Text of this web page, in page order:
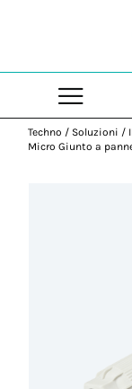
Techno / Soluzioni /
Micro Giunto a